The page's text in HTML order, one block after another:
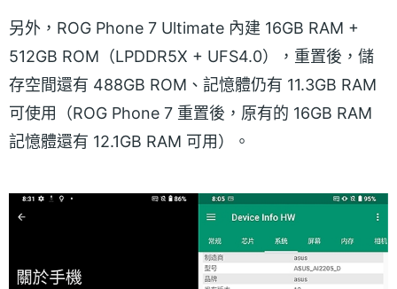
另外，ROG Phone 7 Ultimate 內建 16GB RAM +
512GB ROM（LPDDR5X + UFS4.0），重置後，儲
存空間還有 488GB ROM、記憶體仍有 11.3GB RAM
可使用（ROG Phone 7 重置後，原有的 16GB RAM
記憶體還有 12.1GB RAM 可用）。